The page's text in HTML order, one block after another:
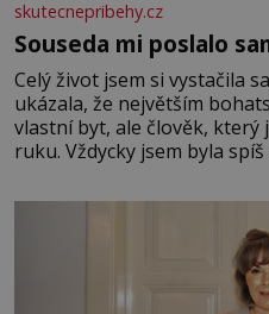
skutecnepribehy.cz
Souseda mi poslalo
Celý život jsem si vystačila
ukázala, že největším
vlastní byt, ale člověk,
ruku. Vždycky jsem byla
mi knihy, práce a hlavně